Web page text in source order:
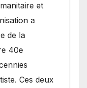
et
a
de la
40e
Ces deux